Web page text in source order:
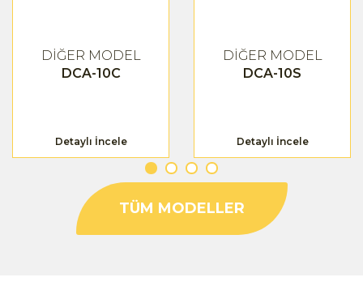
DİĞER MODEL
DCA-10C
Detaylı İncele
DİĞER MODEL
DCA-10S
Detaylı İncele
TÜM MODELLER